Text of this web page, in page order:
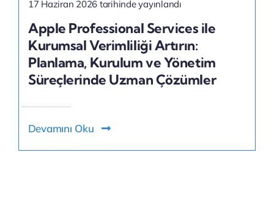
17 Haziran 2026 tarihinde yayınlandı
Apple Professional Services ile
Kurumsal Verimliliği Artırın:
Planlama, Kurulum ve Yönetim
Süreçlerinde Uzman Çözümler
Devamını Oku